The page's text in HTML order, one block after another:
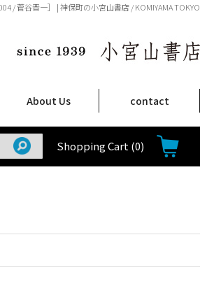
/ 菅谷晋一］ | 神保町の小宮山書店 / KOMIYAMA TOKYO
About Us
店舗案内
Shop Infomation
ご注文について
How to Order
特定商取引法に関する表示
プライバシーポリシー
contact
Shopping Cart (0)